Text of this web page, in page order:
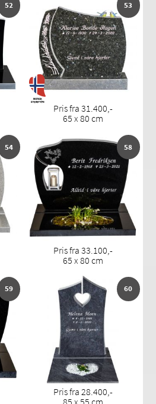
52 53
Pris fra 31.400,-
65 x 80 cm
54 58
Pris fra 33.100,-
65 x 80 cm
59 60
Pris fra 28.400,-